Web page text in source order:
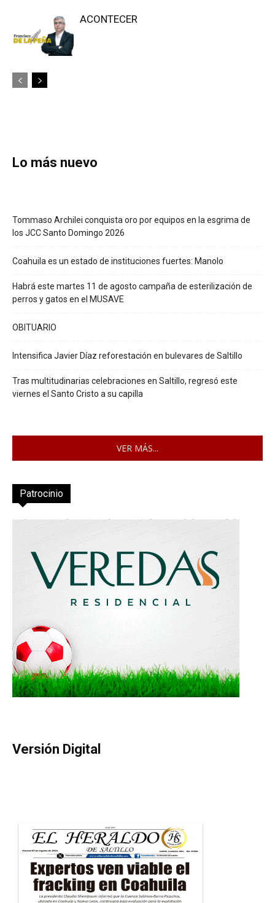
ACONTECER
Lo más nuevo
Tommaso Archilei conquista oro por equipos en la esgrima de
los JCC Santo Domingo 2026
Coahuila es un estado de instituciones fuertes: Manolo
Habrá este martes 11 de agosto campaña de esterilización de
perros y gatos en el MUSAVE
OBITUARIO
Intensifica Javier Díaz reforestación en bulevares de Saltillo
Tras multitudinarias celebraciones en Saltillo, regresó este
viernes el Santo Cristo a su capilla
VER MÁS...
Patrocinio
Versión Digital